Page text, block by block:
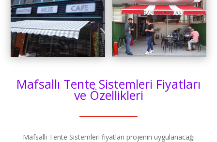
Mafsallı Tente Sistemleri Fiyatları
ve Özellikleri
Mafsallı Tente Sistemleri fiyatları projenin uygulanacağı